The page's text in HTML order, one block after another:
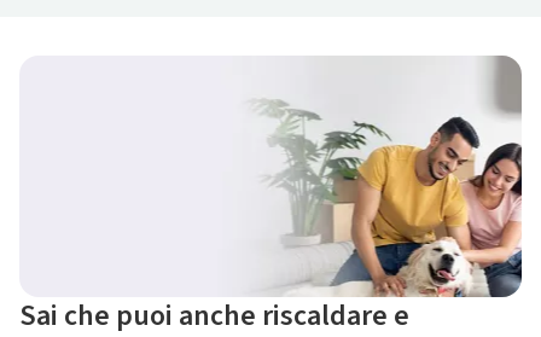
Sai che puoi anche riscaldare e